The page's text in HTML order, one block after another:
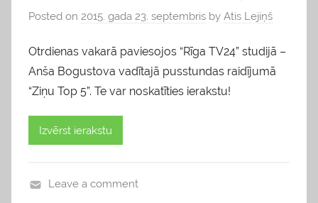
Posted on 2015. gada 23. septembris by Atis Lejiņš
Otrdienas vakarā paviesojos “Rīga TV24” studijā –
Anša Bogustova vadītajā pusstundas raidījumā
“Ziņu Top 5”. Te var noskatīties ierakstu!
Izvērst ierakstu
Leave a comment